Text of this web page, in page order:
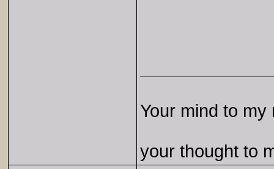
Your mind to my
your thought to